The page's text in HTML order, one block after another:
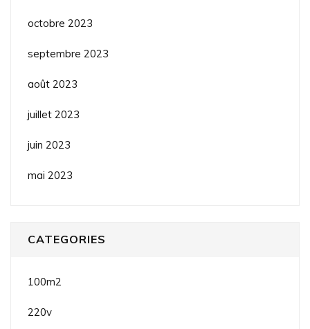
octobre 2023
septembre 2023
août 2023
juillet 2023
juin 2023
mai 2023
CATEGORIES
100m2
220v